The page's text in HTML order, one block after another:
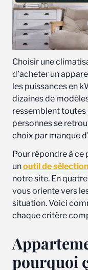
Choisir une
d’acheter un
les puissances en
dizaines de
ressemblent toutes
personnes se
choix par manque
Pour répondre à
unoutil de
notre site. En
vous oriente vers
situation. Voici
chaque critère
pourquoi